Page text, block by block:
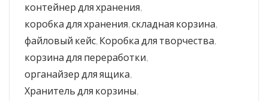
контейнер для хранения,
коробка для хранения,складная корзина,
файловый кейс, Коробка для творчества,
корзина для переработки,
органайзер для ящика,
Хранитель для корзины,